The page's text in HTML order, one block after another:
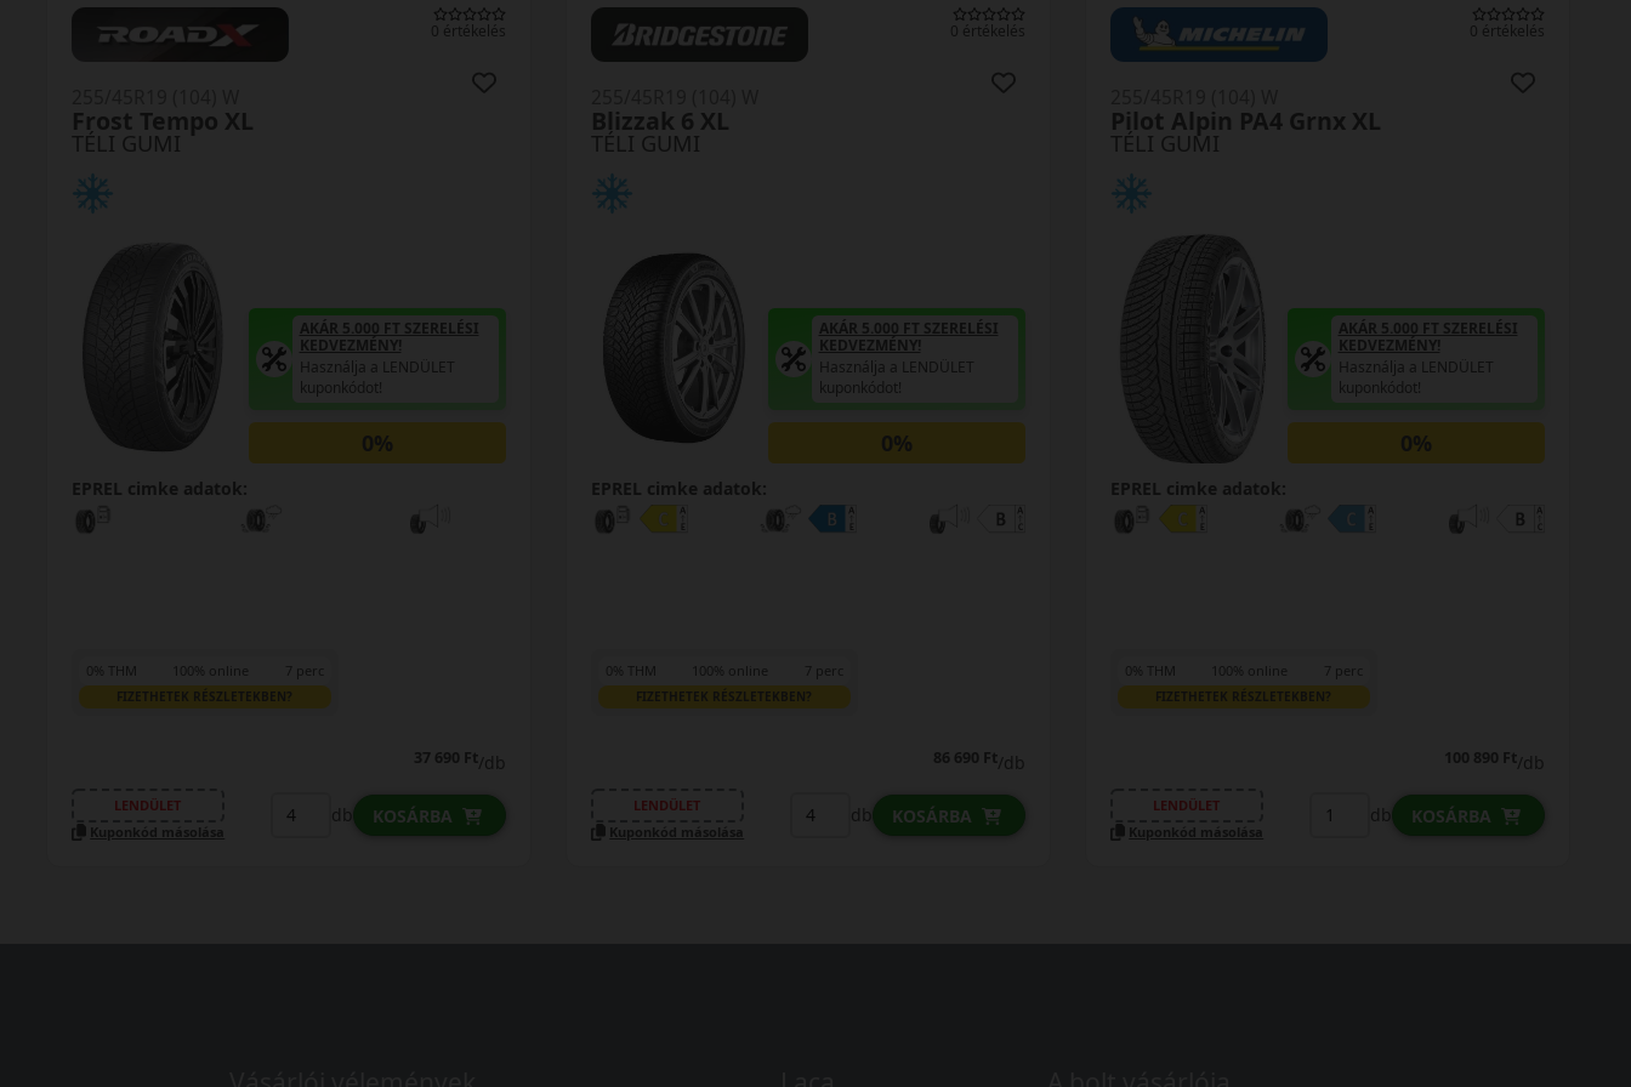
0 értékelés
TÉLI GUMI
Frost Tempo XL
AKÁR 5.000 FT SZERELÉSI
KEDVEZMÉNY!
Használja a LENDÜLET
kuponkódot!
0%
EPREL cimke adatok:
0% THM 100% online 7 perc
FIZETHETEK RÉSZLETEKBEN?
37 690 Ft/db
LENDÜLET
Kuponkód másolása
db KOSÁRBA
0 értékelés
TÉLI GUMI
Blizzak 6 XL
AKÁR 5.000 FT SZERELÉSI
KEDVEZMÉNY!
Használja a LENDÜLET
kuponkódot!
0%
EPREL cimke adatok:
0% THM 100% online 7 perc
FIZETHETEK RÉSZLETEKBEN?
86 690 Ft/db
LENDÜLET
Kuponkód másolása
db KOSÁRBA
0 értékelés
TÉLI GUMI
Pilot Alpin PA4 Grnx XL
AKÁR 5.000 FT SZERELÉSI
KEDVEZMÉNY!
Használja a LENDÜLET
kuponkódot!
0%
EPREL cimke adatok:
0% THM 100% online 7 perc
FIZETHETEK RÉSZLETEKBEN?
100 890 Ft/db
LENDÜLET
Kuponkód másolása
db KOSÁRBA